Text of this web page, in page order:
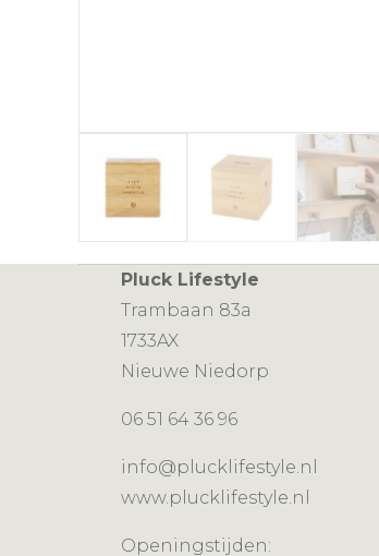
Pluck Lifestyle
Trambaan 83a
1733AX
Nieuwe Niedorp
06 51 64 36 96
info@plucklifestyle.nl
www.plucklifestyle.nl
Openingstijden: